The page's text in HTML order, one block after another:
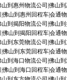
山到惠州物流公司|佛山
|佛山到惠州回程车|会通
山到揭阳物流公司|佛山
|佛山到揭阳回程车|会通
山到东莞物流公司|佛山
|佛山到东莞回程车|会通
山到海口物流公司|佛山
|佛山到海口回程车|会通